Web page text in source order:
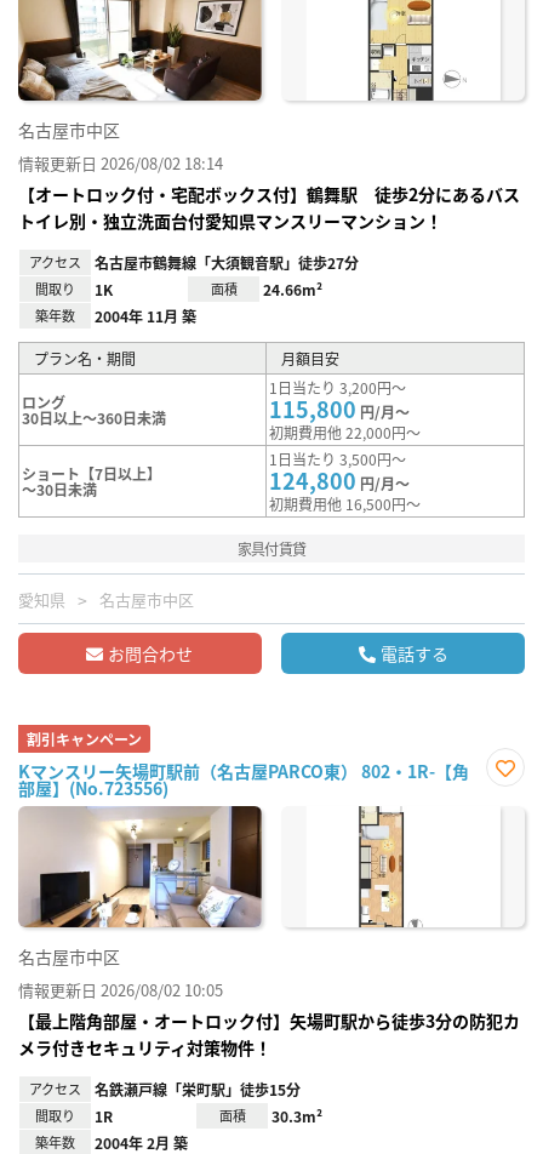
名古屋市中区
情報更新日 2026/08/02 18:14
【オートロック付・宅配ボックス付】鶴舞駅 徒歩2分にあるバス
トイレ別・独立洗面台付愛知県マンスリーマンション！
アクセス 名古屋市鶴舞線「大須観音駅」徒歩27分
間取り 1K 面積 24.66m²
築年数 2004年 11月 築
プラン名・期間 月額目安
ロング
30日以上～360日未満
1日当たり 3,200円～
115,800 円/月～
初期費用他 22,000円～
ショート【7日以上】
～30日未満
1日当たり 3,500円～
124,800 円/月～
初期費用他 16,500円～
家具付賃貸
愛知県 名古屋市中区
お問合わせ 電話する
割引キャンペーン
Kマンスリー矢場町駅前（名古屋PARCO東） 802・1R-【角
部屋】(No.723556)
に入
名古屋市中区
情報更新日 2026/08/02 10:05
【最上階角部屋・オートロック付】矢場町駅から徒歩3分の防犯カ
メラ付きセキュリティ対策物件！
アクセス 名鉄瀬戸線「栄町駅」徒歩15分
間取り 1R 面積 30.3m²
築年数 2004年 2月 築